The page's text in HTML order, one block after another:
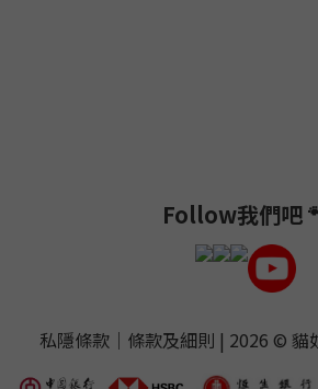
Follow我們吧
私隱條款｜ 條款及細則 | 2026 © 貓